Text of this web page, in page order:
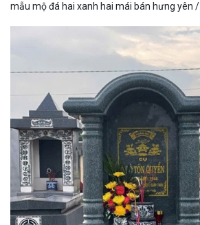
mẫu mộ đá hai xanh hai mái bán hưng yên /